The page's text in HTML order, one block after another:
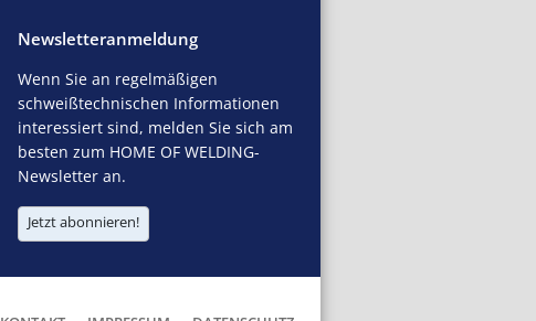
Newsletteranmeldung
Wenn Sie an regelmäßigen
schweißtechnischen Informationen
interessiert sind, melden Sie sich am
besten zum HOME OF WELDING-
Newsletter an.
Jetzt abonnieren!